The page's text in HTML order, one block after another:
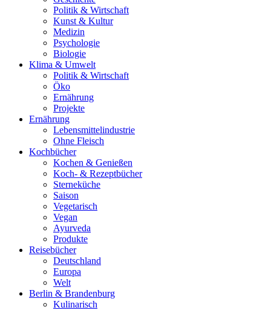
Politik & Wirtschaft
Kunst & Kultur
Medizin
Psychologie
Biologie
Klima & Umwelt
Politik & Wirtschaft
Öko
Ernährung
Projekte
Ernährung
Lebensmittelindustrie
Ohne Fleisch
Kochbücher
Kochen & Genießen
Koch- & Rezeptbücher
Sterneküche
Saison
Vegetarisch
Vegan
Ayurveda
Produkte
Reisebücher
Deutschland
Europa
Welt
Berlin & Brandenburg
Kulinarisch